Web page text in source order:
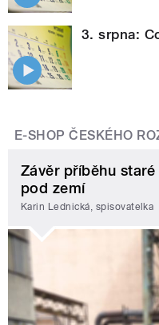
3. srpna:
E-SHOP ČESKÉHO
Závěr příběhu
pod zemí
Karin Lednická, spisovatelka